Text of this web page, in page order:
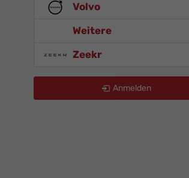
Volvo
Weitere
Zeekr
Anmelden